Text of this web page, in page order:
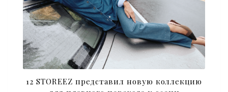
12 STOREEZ представил новую коллекцию